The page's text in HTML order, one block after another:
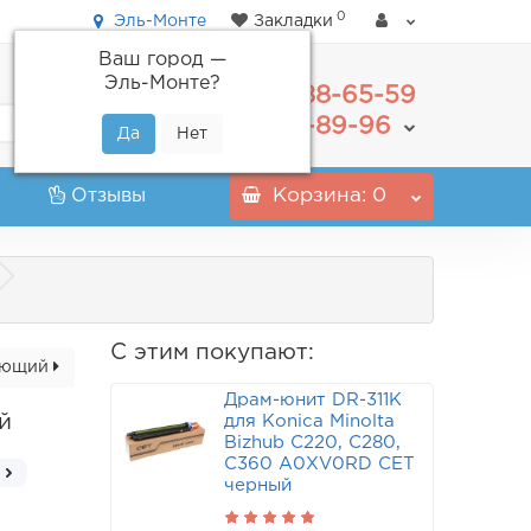
Эль-Монте
Ваш город —
Эль-Монте?
Закладки 0
488-65-59
+7(800) 555-89-96
Отзывы Корзина: 0
С этим покупают:
Драм-юнит DR-311K
для Konica Minolta
Bizhub C220, C280,
C360 A0XV0RD CET
черный